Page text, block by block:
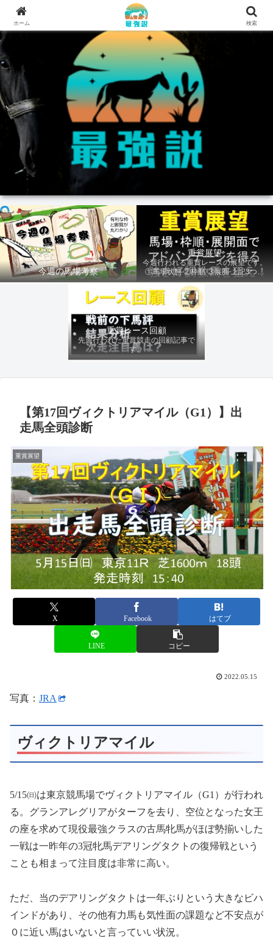
今週の馬場考察
重賞展望
今週行われる重賞レースの展望です。
①馬場状態 ②枠順 ③展開 上記3つの
ファクターから有利にレースを運べる
馬を導き、追い切りの動きを加味して
最終評価を下します。
重賞レース回顧
先週行われた重賞競走の回顧記事で
す。
【第17回ヴィクトリアマイル（G1）】出
走馬全頭診断
重賞展望
X Facebook はてブ
LINE コピー
2022.05.15
写真： JRA
ヴィクトリアマイル
5/15㈰は東京競馬場でヴィクトリアマイル（G1）が行われ
る。グランアレグリアがターフを去り、空位となった女王
の座を求めて現役最強クラスの古馬牝馬がほぼ勢揃いした
一戦は一昨年の3冠牝馬デアリングタクトの復帰戦という
ことも相まって注目度は非常に高い。
ただ、当のデアリングタクトは一年ぶりという大きなビハ
インドがあり、その他有力馬も気性面の課題など不安点が
０に近い馬はいないと言っていい状況。
ホーム 検索